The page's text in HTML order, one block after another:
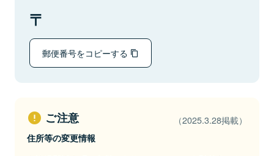
郵便番号をコピーする
ご注意 （2025.3.28掲載）
住所等の変更情報